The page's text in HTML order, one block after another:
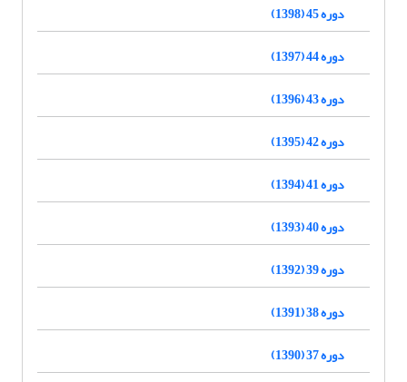
دوره 45 (1398)
دوره 44 (1397)
دوره 43 (1396)
دوره 42 (1395)
دوره 41 (1394)
دوره 40 (1393)
دوره 39 (1392)
دوره 38 (1391)
دوره 37 (1390)